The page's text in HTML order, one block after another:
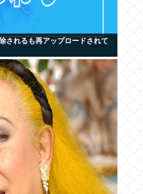
されるも再アップロードされて